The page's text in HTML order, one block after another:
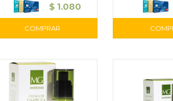
$ 1.080